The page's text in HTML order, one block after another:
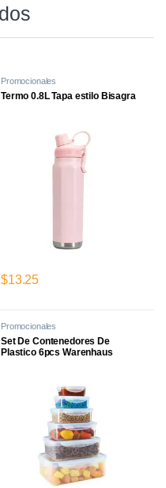
Promocionales
Termo 0.8L Tapa estilo Bisagra
$13.25
Promocionales
Set De Contenedores De
Plastico 6pcs Warenhaus